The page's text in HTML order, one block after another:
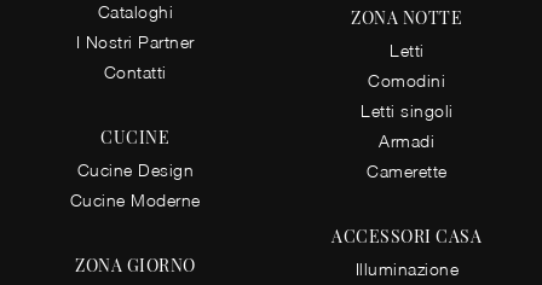
Cataloghi
I Nostri Partner
Contatti
CUCINE
Cucine Design
Cucine Moderne
ZONA GIORNO
ZONA NOTTE
Letti
Comodini
Letti singoli
Armadi
Camerette
ACCESSORI CASA
Illuminazione